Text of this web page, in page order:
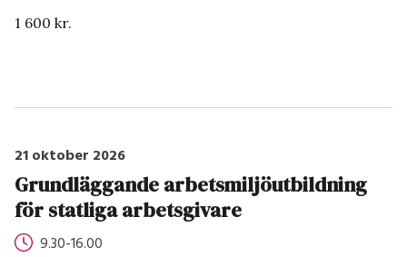
1 600 kr.
21 oktober 2026
Grundläggande arbetsmiljöutbildning
för statliga arbetsgivare
9.30-16.00